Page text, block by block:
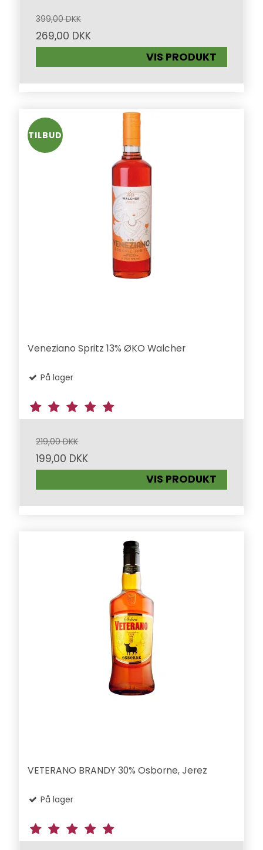
399,00 DKK
269,00 DKK
VIS PRODUKT
TILBUD
Veneziano Spritz 13% ØKO Walcher
På lager
219,00 DKK
199,00 DKK
VIS PRODUKT
VETERANO BRANDY 30% Osborne, Jerez
På lager